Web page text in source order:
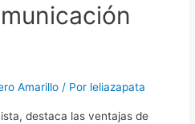
Amarillo / Por leliazapata
destaca las ventajas de